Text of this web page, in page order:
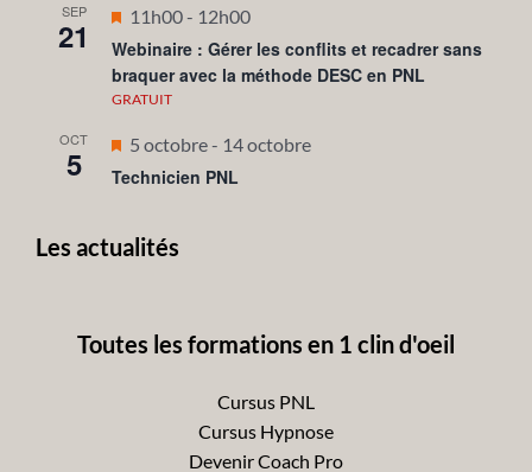
SEP
21
Mis
en
avant
11h00- 12h00
Webinaire : Gérer les conflits et recadrer sans
braquer avec la méthode DESC en PNL
GRATUIT
OCT
5
Mis
en
5 octobre- 14 octobre
Technicien PNL
Les actualités
Toutes les formations en 1 clin d'oeil
Cursus PNL
Cursus Hypnose
Devenir Coach Pro